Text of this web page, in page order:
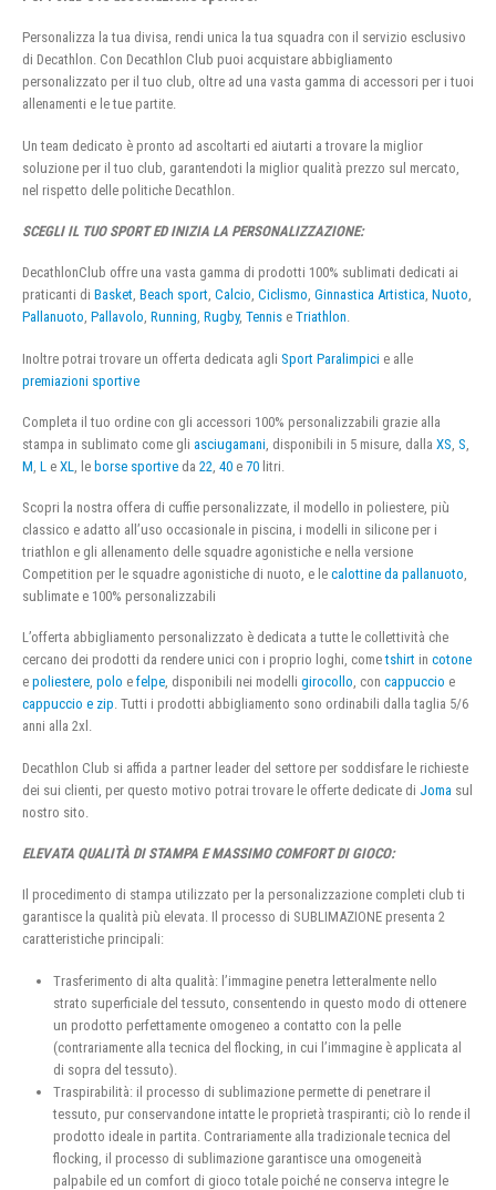
Personalizza la tua divisa, rendi unica la tua squadra con il servizio esclusivo
di Decathlon. Con Decathlon Club puoi acquistare abbigliamento
personalizzato per il tuo club, oltre ad una vasta gamma di accessori per i tuoi
allenamenti e le tue partite.
Un team dedicato è pronto ad ascoltarti ed aiutarti a trovare la miglior
soluzione per il tuo club, garantendoti la miglior qualità prezzo sul mercato,
nel rispetto delle politiche Decathlon.
SCEGLI IL TUO SPORT ED INIZIA LA PERSONALIZZAZIONE:
DecathlonClub offre una vasta gamma di prodotti 100% sublimati dedicati ai
praticanti di Basket, Beach sport, Calcio, Ciclismo, Ginnastica Artistica, Nuoto,
Pallanuoto, Pallavolo, Running, Rugby, Tennis e Triathlon.
Inoltre potrai trovare un offerta dedicata agli Sport Paralimpici e alle
premiazioni sportive
Completa il tuo ordine con gli accessori 100% personalizzabili grazie alla
stampa in sublimato come gli asciugamani , disponibili in 5 misure, dalla XS S
M L e XL , le borse sportive da 22 40 e 70 litri.
Scopri la nostra offera di cuffie personalizzate, il modello in poliestere, più
classico e adatto all’uso occasionale in piscina, i modelli in silicone per i
triathlon e gli allenamento delle squadre agonistiche e nella versione
Competition per le squadre agonistiche di nuoto, e le calottine da pallanuoto,
sublimate e 100% personalizzabili
L’offerta abbigliamento personalizzato è dedicata a tutte le collettività che
cercano dei prodotti da rendere unici con i proprio loghi, cometshirt in cotone
e poliestere, polo e felpe, disponibili nei modelli girocollo, con cappuccio e
cappuccio e zip. Tutti i prodotti abbigliamento sono ordinabili dalla taglia 5/6
anni alla 2xl.
Decathlon Club si affida a partner leader del settore per soddisfare le richieste
dei sui clienti, per questo motivo potrai trovare le offerte dedicate di Joma sul
nostro sito.
ELEVATA QUALITÀ DI STAMPA E MASSIMO COMFORT DI GIOCO:
Il procedimento di stampa utilizzato per la personalizzazione completi club ti
garantisce la qualità più elevata. Il processo di SUBLIMAZIONE presenta 2
caratteristiche principali:
Trasferimento di alta qualità: l’immagine penetra letteralmente nello
strato superficiale del tessuto, consentendo in questo modo di ottenere
un prodotto perfettamente omogeneo a contatto con la pelle
(contrariamente alla tecnica del flocking, in cui l’immagine è applicata al
di sopra del tessuto).
Traspirabilità: il processo di sublimazione permette di penetrare il
tessuto, pur conservandone intatte le proprietà traspiranti; ciò lo rende il
prodotto ideale in partita. Contrariamente alla tradizionale tecnica del
flocking, il processo di sublimazione garantisce una omogeneità
palpabile ed un comfort di gioco totale poiché ne conserva integre le